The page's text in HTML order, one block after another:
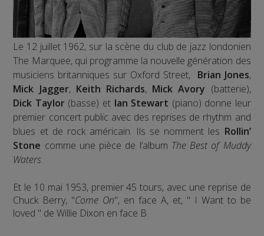
Le 12 juillet 1962, sur la scène du club de jazz londonien
The Marquee, qui programme la nouvelle génération des
musiciens britanniques sur Oxford Street, Brian Jones,
Mick Jagger, Keith Richards, Mick Avory (batterie),
Dick Taylor(basse) et Ian Stewart (piano) donne leur
premier concert public avec des reprises de rhythm and
blues et de rock américain. Ils se nomment les Rollin’
Stone comme une pièce de l’album The Best of Muddy
Waters.
Et le 10 mai 1953, premier 45 tours, avec une reprise de
Chuck Berry, "Come On", en face A, et, " I Want to be
loved " de Willie Dixon en face B.